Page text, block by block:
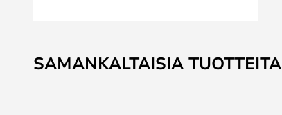
to
the
SAMANKALTAISIA TUOTTEITA